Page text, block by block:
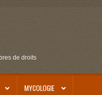
de droits
MYCOLOGIE